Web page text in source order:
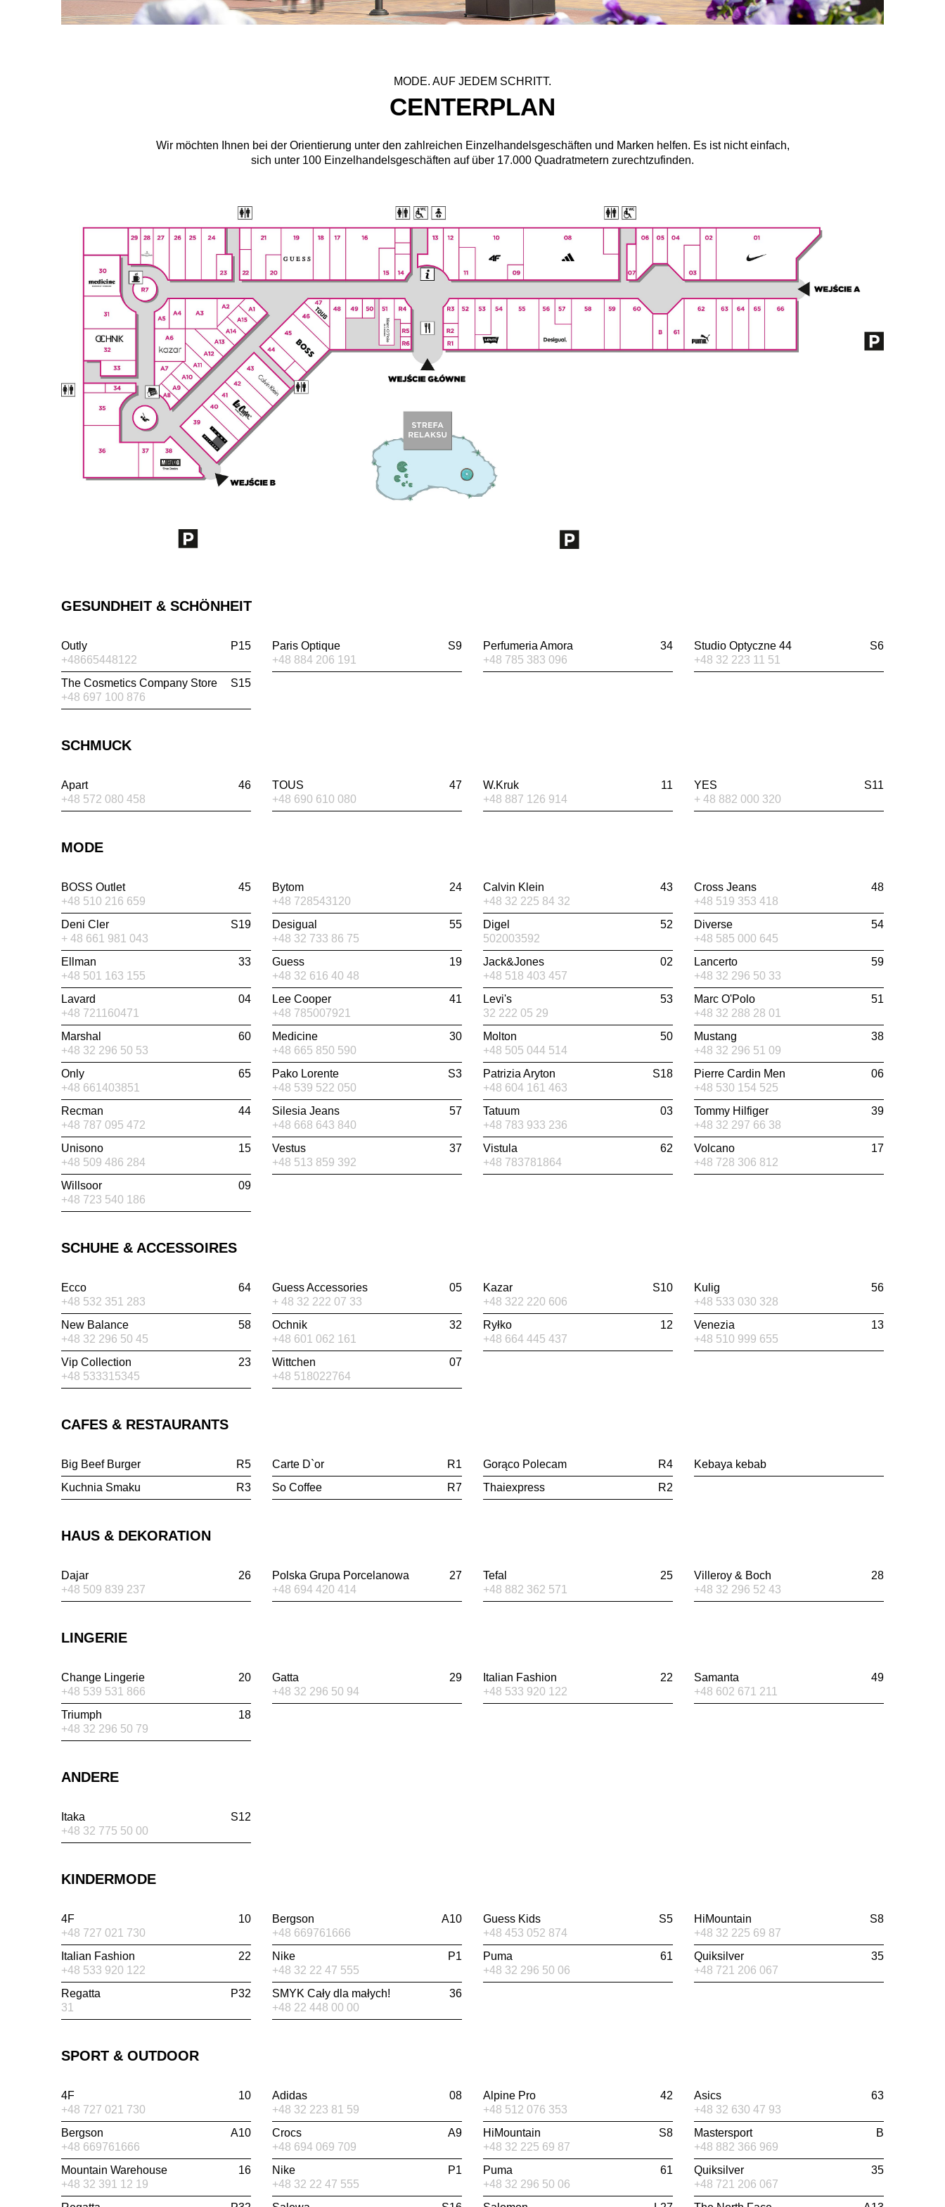
MODE. AUF JEDEM SCHRITT.
CENTERPLAN
Wir möchten Ihnen bei der Orientierung unter den zahlreichen Einzelhandelsgeschäften und Marken helfen. Es ist nicht einfach,
sich unter 100 Einzelhandelsgeschäften auf über 17.000 Quadratmetern zurechtzufinden.
GESUNDHEIT & SCHÖNHEIT
Outly
P15
+48665448122
Paris Optique
S9
+48 884 206 191
Perfumeria Amora
34
+48 785 383 096
Studio Optyczne 44
S6
+48 32 223 11 51
The Cosmetics Company Store
S15
+48 697 100 876
SCHMUCK
Apart
46
+48 572 080 458
TOUS
47
+48 690 610 080
W.Kruk
11
+48 887 126 914
YES
S11
+ 48 882 000 320
MODE
BOSS Outlet
45
+48 510 216 659
Bytom
24
+48 728543120
Calvin Klein
43
+48 32 225 84 32
Cross Jeans
48
+48 519 353 418
Deni Cler
S19
+ 48 661 981 043
Desigual
55
+48 32 733 86 75
Digel
52
502003592
Diverse
54
+48 585 000 645
Ellman
33
+48 501 163 155
Guess
19
+48 32 616 40 48
Jack&Jones
02
+48 518 403 457
Lancerto
59
+48 32 296 50 33
Lavard
04
+48 721160471
Lee Cooper
41
+48 785007921
Levi's
53
32 222 05 29
Marc O'Polo
51
+48 32 288 28 01
Marshal
60
+48 32 296 50 53
Medicine
30
+48 665 850 590
Molton
50
+48 505 044 514
Mustang
38
+48 32 296 51 09
Only
65
+48 661403851
Pako Lorente
S3
+48 539 522 050
Patrizia Aryton
S18
+48 604 161 463
Pierre Cardin Men
06
+48 530 154 525
Recman
44
+48 787 095 472
Silesia Jeans
57
+48 668 643 840
Tatuum
03
+48 783 933 236
Tommy Hilfiger
39
+48 32 297 66 38
Unisono
15
+48 509 486 284
Vestus
37
+48 513 859 392
Vistula
62
+48 783781864
Volcano
17
+48 728 306 812
Willsoor
09
+48 723 540 186
SCHUHE & ACCESSOIRES
Ecco
64
+48 532 351 283
Guess Accessories
05
+ 48 32 222 07 33
Kazar
S10
+48 322 220 606
Kulig
56
+48 533 030 328
New Balance
58
+48 32 296 50 45
Ochnik
32
+48 601 062 161
Ryłko
12
+48 664 445 437
Venezia
13
+48 510 999 655
Vip Collection
23
+48 533315345
Wittchen
07
+48 518022764
CAFES & RESTAURANTS
Big Beef Burger R5 Carte D`or R1 Gorąco Polecam R4
Kebaya kebab
Kuchnia Smaku
R3 So Coffee R7 Thaiexpress R2
HAUS & DEKORATION
Dajar
26
+48 509 839 237
Polska Grupa Porcelanowa
27
+48 694 420 414
Tefal
25
+48 882 362 571
Villeroy & Boch
28
+48 32 296 52 43
LINGERIE
Change Lingerie
20
+48 539 531 866
Gatta
29
+48 32 296 50 94
Italian Fashion
22
+48 533 920 122
Samanta
49
+48 602 671 211
Triumph
18
+48 32 296 50 79
ANDERE
Itaka
S12
+48 32 775 50 00
KINDERMODE
4F
10
+48 727 021 730
Bergson
A10
+48 669761666
Guess Kids
S5
+48 453 052 874
HiMountain
S8
+48 32 225 69 87
Italian Fashion
22
+48 533 920 122
Nike
P1
+48 32 22 47 555
Puma
61
+48 32 296 50 06
Quiksilver
35
+48 721 206 067
Regatta
P32
31
SMYK Cały dla małych!
36
+48 22 448 00 00
SPORT & OUTDOOR
4F
10
+48 727 021 730
Adidas
08
+48 32 223 81 59
Alpine Pro
42
+48 512 076 353
Asics
63
+48 32 630 47 93
Bergson
A10
+48 669761666
Crocs
A9
+48 694 069 709
HiMountain
S8
+48 32 225 69 87
Mastersport
B
+48 882 366 969
Mountain Warehouse
16
+48 32 391 12 19
Nike
P1
+48 32 22 47 555
Puma
61
+48 32 296 50 06
Quiksilver
35
+48 721 206 067